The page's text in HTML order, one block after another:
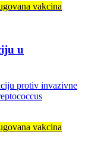
vakcina
u
protiv invazivne
vakcina